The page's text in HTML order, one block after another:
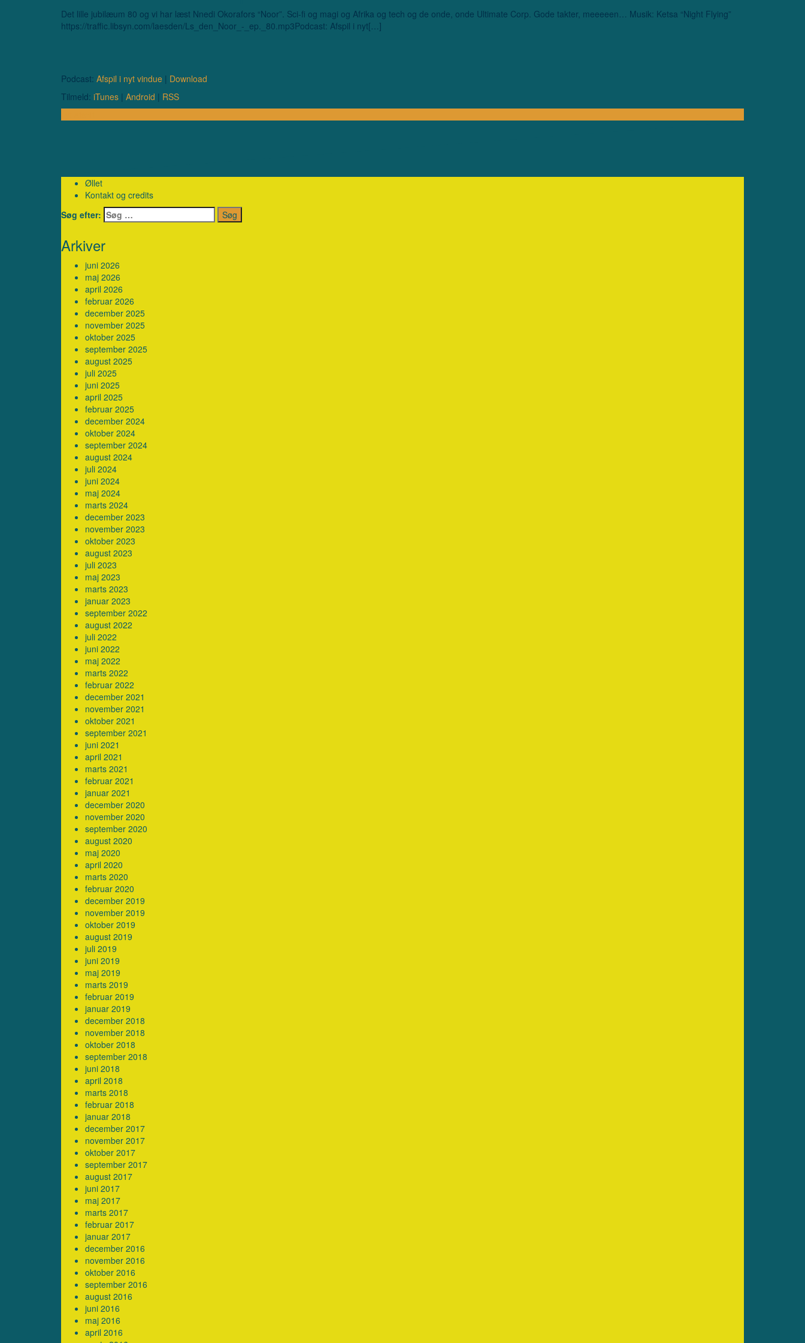
Det lille jubilæum 80 og vi har læst Nnedi Okorafors “Noor”. Sci-fi og magi og Afrika og tech og de onde, onde Ultimate Corp. Gode takter, meeeeen… Musik: Ketsa “Night Flying”
https://traffic.libsyn.com/laesden/Ls_den_Noor_-_ep._80.mp3Podcast: Afspil i nyt[…]
Podcast: Afspil i nyt vindue | Download
Tilmeld: iTunes | Android | RSS
Øllet
Kontakt og credits
Søg efter:
Arkiver
juni 2026
maj 2026
april 2026
februar 2026
december 2025
november 2025
oktober 2025
september 2025
august 2025
juli 2025
juni 2025
april 2025
februar 2025
december 2024
oktober 2024
september 2024
august 2024
juli 2024
juni 2024
maj 2024
marts 2024
december 2023
november 2023
oktober 2023
august 2023
juli 2023
maj 2023
marts 2023
januar 2023
september 2022
august 2022
juli 2022
juni 2022
maj 2022
marts 2022
februar 2022
december 2021
november 2021
oktober 2021
september 2021
juni 2021
april 2021
marts 2021
februar 2021
januar 2021
december 2020
november 2020
september 2020
august 2020
maj 2020
april 2020
marts 2020
februar 2020
december 2019
november 2019
oktober 2019
august 2019
juli 2019
juni 2019
maj 2019
marts 2019
februar 2019
januar 2019
december 2018
november 2018
oktober 2018
september 2018
juni 2018
april 2018
marts 2018
februar 2018
januar 2018
december 2017
november 2017
oktober 2017
september 2017
august 2017
juni 2017
maj 2017
marts 2017
februar 2017
januar 2017
december 2016
november 2016
oktober 2016
september 2016
august 2016
juni 2016
maj 2016
april 2016